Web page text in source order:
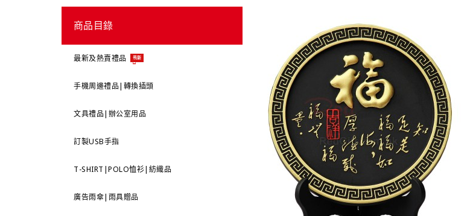
商品目錄
最新及熱賣禮品 最新
手機周邊禮品|轉換插頭
文具禮品|辦公室用品
訂製USB手指
T-SHIRT|POLO恤衫|紡織品
廣告雨傘|雨具贈品